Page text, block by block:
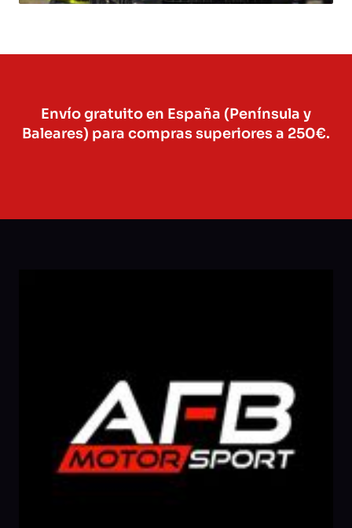
Envío gratuito en España (Península y
Baleares) para compras superiores a 250€.